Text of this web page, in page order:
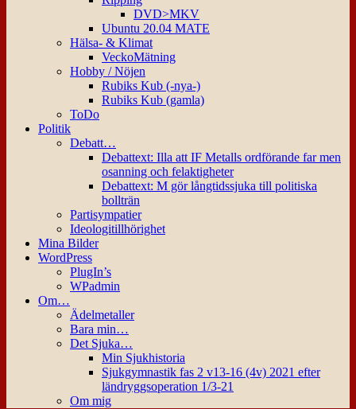
DVD>MKV
Ubuntu 20.04 MATE
Hälsa- & Klimat
VeckoMätning
Hobby / Nöjen
Rubiks Kub (-nya-)
Rubiks Kub (gamla)
ToDo
Politik
Debatt…
Debattext: Illa att IF Metalls ordförande far men
osanning och felaktigheter
Debattext: M gör långtidssjuka till politiska
bollträn
Partisympatier
Ideologitillhörighet
Mina Bilder
WordPress
PlugIn’s
WPadmin
Om…
Ädelmetaller
Bara min…
Det Sjuka…
Min Sjukhistoria
Sjukgymnastik fas 2 v13-16 (4v) 2021 efter
ländryggsoperation 1/3-21
Om mig